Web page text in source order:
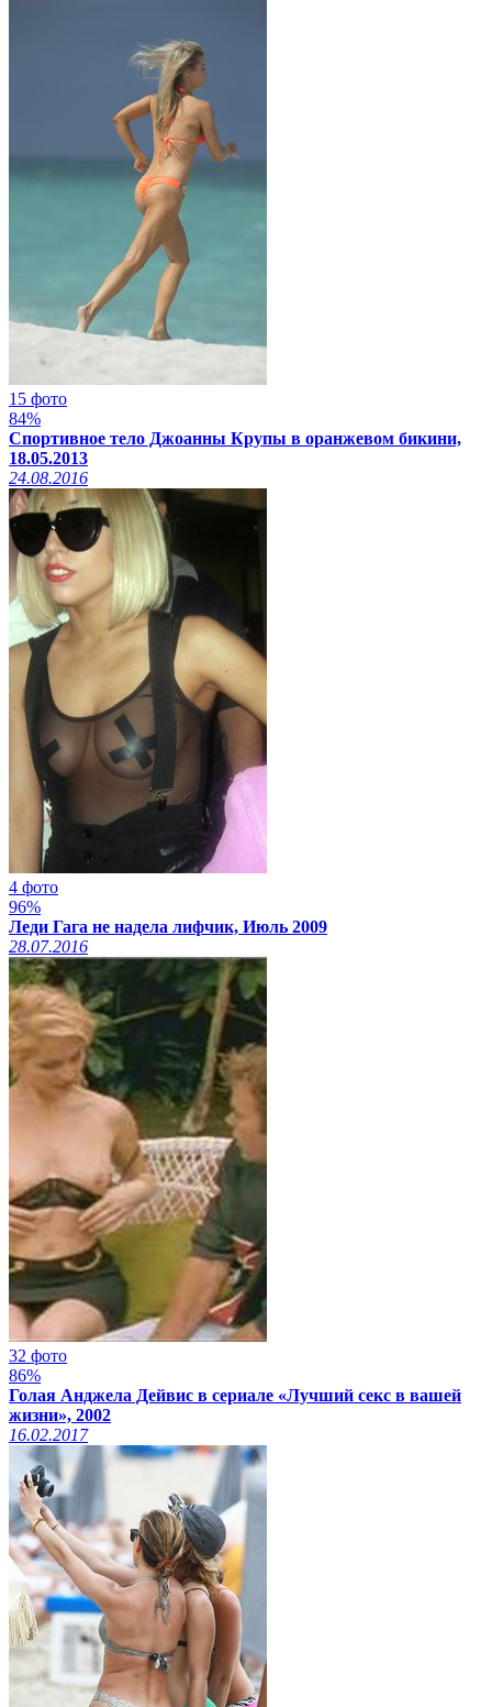
15 фото
84%
Спортивное тело Джоанны Крупы в оранжевом бикини,
18.05.2013
24.08.2016
4 фото
96%
Леди Гага не надела лифчик, Июль 2009
28.07.2016
32 фото
86%
Голая Анджела Дейвис в сериале «Лучший секс в вашей
жизни», 2002
16.02.2017